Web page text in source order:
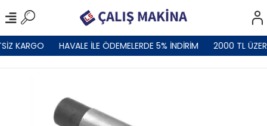
KARGO HAVALE İLE ÖDEMELERDE 5% İNDİRİM 2000 TL